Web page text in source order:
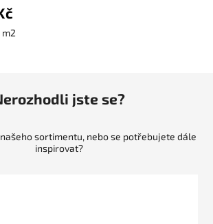
m2
jste se?
sortimentu, nebo se potřebujete dále
inspirovat?